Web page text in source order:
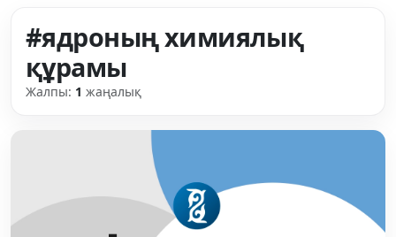
#ядроның химиялық
құрамы
Жалпы: 1 жаңалық